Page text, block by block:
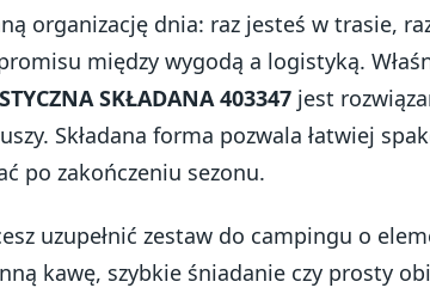
organizację dnia: raz jesteś w trasie,
między wygodą a logistyką.
SKŁADANA 403347 jest
Składana forma pozwala łatwiej
po zakończeniu sezonu.
uzupełnić zestaw do campingu o
kawę, szybkie śniadanie czy prosty